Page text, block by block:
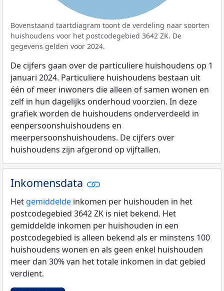
Bovenstaand taartdiagram toont de verdeling naar soorten
huishoudens voor het postcodegebied 3642 ZK. De
gegevens gelden voor 2024.
De cijfers gaan over de particuliere huishoudens op 1
januari 2024. Particuliere huishoudens bestaan uit
één of meer inwoners die alleen of samen wonen en
zelf in hun dagelijks onderhoud voorzien. In deze
grafiek worden de huishoudens onderverdeeld in
eenpersoonshuishoudens en
meerpersoonshuishoudens. De cijfers over
huishoudens zijn afgerond op vijftallen.
Inkomensdata
Het gemiddelde inkomen per huishouden in het
postcodegebied 3642 ZK is niet bekend. Het
gemiddelde inkomen per huishouden in een
postcodegebied is alleen bekend als er minstens 100
huishoudens wonen en als geen enkel huishouden
meer dan 30% van het totale inkomen in dat gebied
verdient.